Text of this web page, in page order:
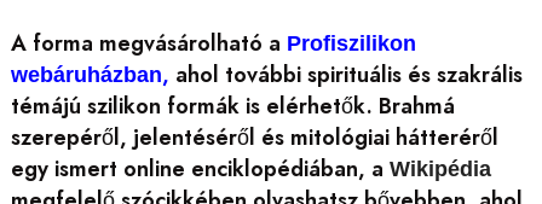
A forma megvásárolható a Profiszilikon
webáruházban, ahol további spirituális és szakrális
témájú szilikon formák is elérhetők. Brahmá
szerepéről, jelentéséről és mitológiai hátteréről
egy ismert online enciklopédiában, a Wikipédia